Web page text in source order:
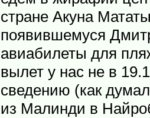
стране Акуна
появившемуся
авиабилеты для
вылет у нас не в
сведению (как
из Малинди в